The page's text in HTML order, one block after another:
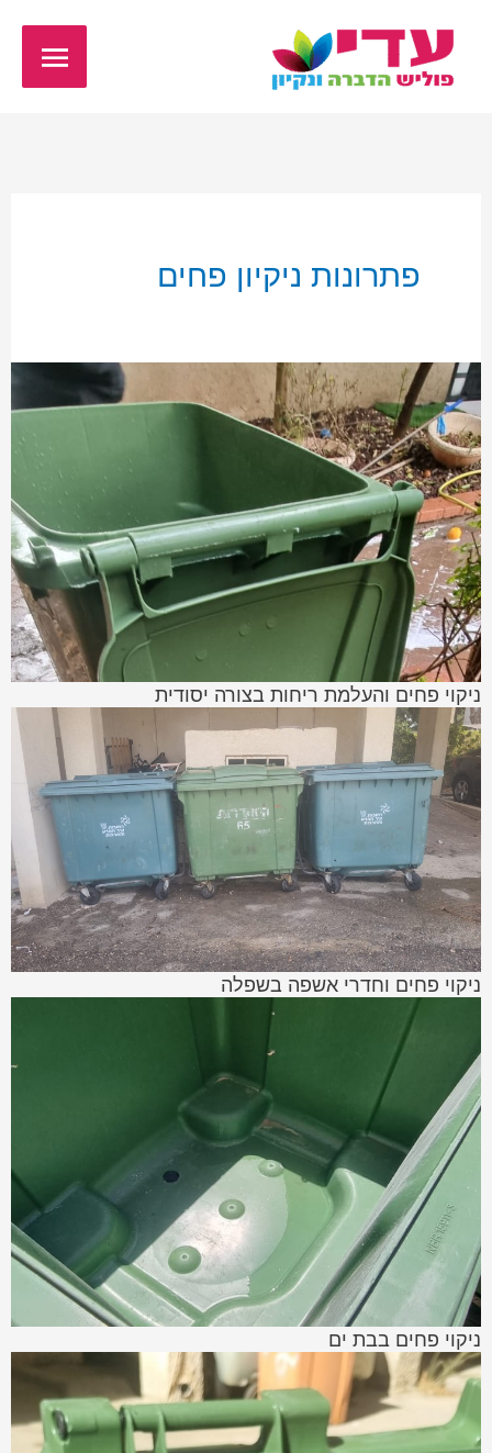
לתוכן
פתרונות ניקיון פחים
ניקוי פחים והעלמת ריחות בצורה יסודית
ניקוי פחים וחדרי אשפה בשפלה
ניקוי פחים בבת ים